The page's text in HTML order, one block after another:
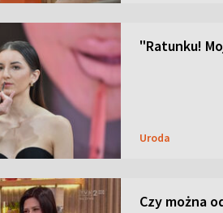
"Ratunku!
Uroda
Czy można